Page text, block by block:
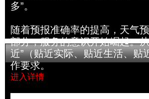
多”。
随着预报准确率的提高，天气
部分，服务的意识开始崛起。
近”（贴近实际、贴近生活、
作要求。
进入详情